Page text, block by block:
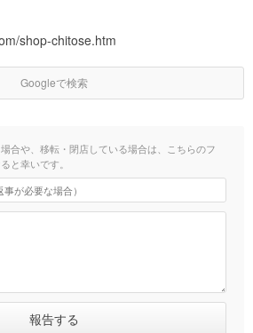
shop-chitose.htm
Googleで検索
合や、移転・閉店している場合は、こちらのフ
と幸いです。